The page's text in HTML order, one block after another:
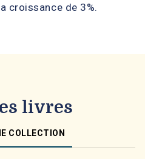
croissance de 3%.
livres
COLLECTION